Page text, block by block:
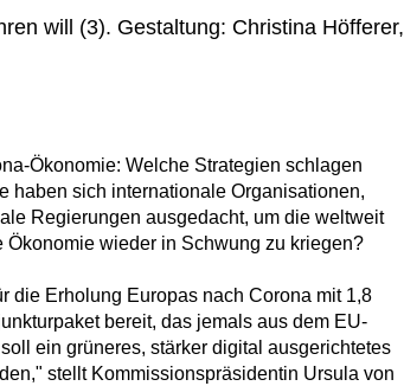
will (3). Gestaltung: Christina Höfferer,
Ökonomie: Welche Strategien schlagen
haben sich internationale Organisationen,
Regierungen ausgedacht, um die weltweit
wieder in Schwung zu kriegen?
die Erholung Europas nach Corona mit 1,8
bereit, das jemals aus dem EU-
ein grüneres, stärker digital ausgerichtetes
stellt Kommissionspräsidentin Ursula von